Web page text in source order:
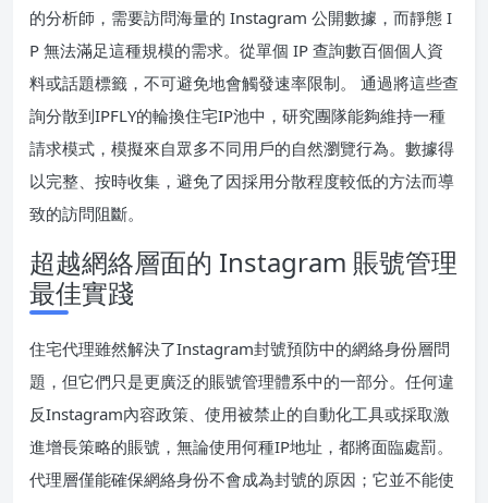
的分析師，需要訪問海量的 Instagram 公開數據，而靜態 I
P 無法滿足這種規模的需求。從單個 IP 查詢數百個個人資
料或話題標籤，不可避免地會觸發速率限制。 通過將這些查
詢分散到IPFLY的輪換住宅IP池中，研究團隊能夠維持一種
請求模式，模擬來自眾多不同用戶的自然瀏覽行為。數據得
以完整、按時收集，避免了因採用分散程度較低的方法而導
致的訪問阻斷。
超越網絡層面的 Instagram 賬號管理
最佳實踐
住宅代理雖然解決了Instagram封號預防中的網絡身份層問
題，但它們只是更廣泛的賬號管理體系中的一部分。任何違
反Instagram內容政策、使用被禁止的自動化工具或採取激
進增長策略的賬號，無論使用何種IP地址，都將面臨處罰。
代理層僅能確保網絡身份不會成為封號的原因；它並不能使